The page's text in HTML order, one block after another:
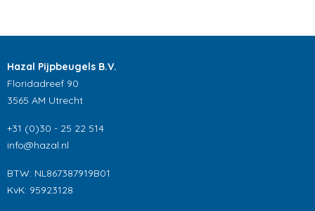
Hazal Pijpbeugels B.V.
Floridadreef 90
3565 AM Utrecht
+31 (0)30 - 25 22 514
info@hazal.nl
BTW: NL867387919B01
KvK: 95923128